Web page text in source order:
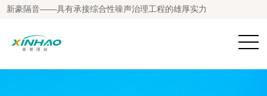
新豪隔音——具有承接综合性噪声治理工程的雄厚实力